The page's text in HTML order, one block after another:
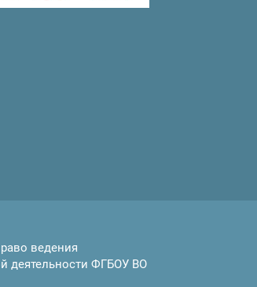
ведения
деятельности ФГБОУ ВО